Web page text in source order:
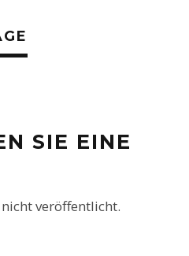
SIE EINE
veröffentlicht.